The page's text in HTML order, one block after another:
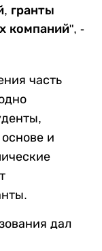
гранты
компаний", -
часть
и
дал